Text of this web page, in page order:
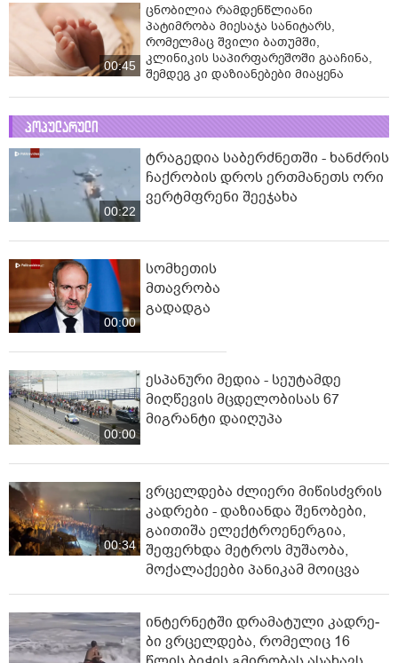
00:45
ცნობილია რამდენწლიანი
პატიმრობა მიესაჯა სანიტარს,
რომელმაც შვილი ბათუმში,
კლინიკის საპირფარეშოში გააჩინა,
შემდეგ კი დაზიანებები მიაყენა
პოპულარული
00:22
ტრაგედია საბერძნეთში - ხანძრის
ჩაქრობის დროს ერთმანეთს ორი
ვერტმფრენი შეეჯახა
00:00
სომხეთის
მთავრობა
გადადგა
00:00
ესპანური მედია - სეუტამდე
მიღწევის მცდელობისას 67
მიგრანტი დაიღუპა
00:34
ვრცელდება ძლიერი მიწისძვრის
კადრები - დაზიანდა შენობები,
გაითიშა ელექტროენერგია,
შეფერხდა მეტროს მუშაობა,
მოქალაქეები პანიკამ მოიცვა
ინ­ტერ­ნეტ­ში დრა­მა­ტუ­ლი კად­რე­
ბი ვრცელდება, რომელიც 16